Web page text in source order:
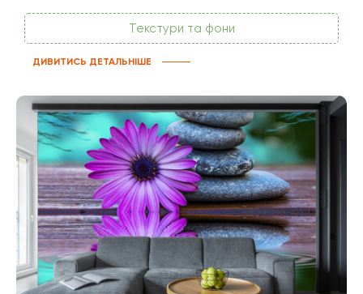
Текстури та фони
ДИВИТИСЬ ДЕТАЛЬНІШЕ